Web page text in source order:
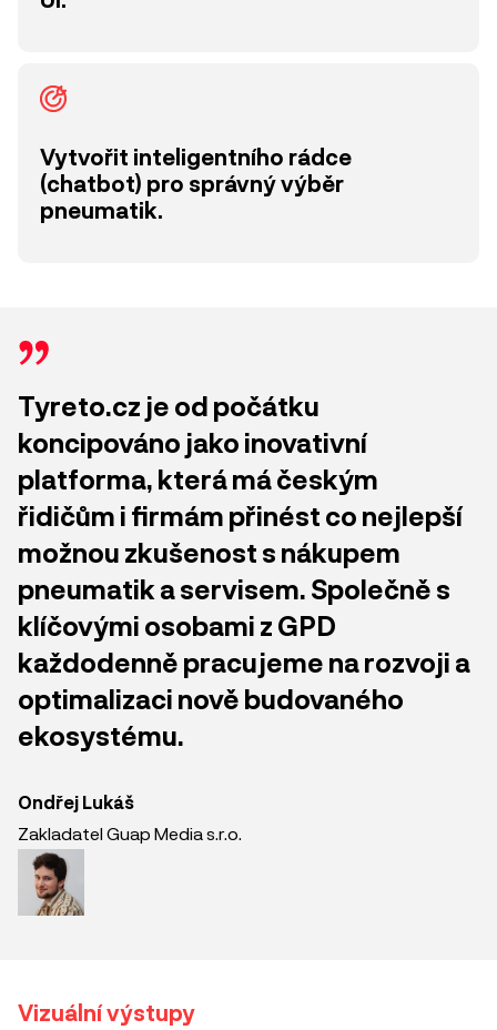
Vytvořit inteligentního rádce
(chatbot) pro správný výběr
pneumatik.
Tyreto.cz je od počátku
koncipováno jako inovativní
platforma, která má českým
řidičům i firmám přinést co nejlepší
možnou zkušenost s nákupem
pneumatik a servisem. Společně s
klíčovými osobami z GPD
každodenně pracujeme na rozvoji a
optimalizaci nově budovaného
ekosystému.
Ondřej Lukáš
Zakladatel Guap Media s.r.o.
Vizuální výstupy